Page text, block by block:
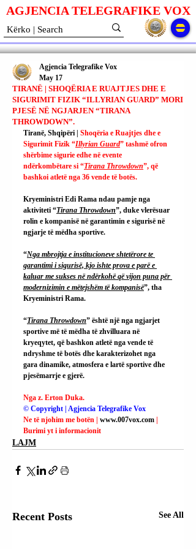
AGJENCIA TELEGRAFIKE VOX
TIRANË | SHOQËRIA E RUAJTJES DHE E
SIGURIMIT FIZIK “ILLYRIAN GUARD” MORI
PJESË NË NGJARJEN “TIRANA
THROWDOWN”.
Agjencia Telegrafike Vox
May 17
Tiranë, Shqipëri | Shoqëria e Ruajtjes dhe e
Sigurimit Fizik “Illyrian Guard” tashmë ofron
shërbime sigurie edhe në evente
ndërkombëtare si “Tirana Throwdown”, që
bashkoi atletë nga 36 vende të botës.
Kryeministri Edi Rama ndau pamje nga
aktiviteti “Tirana Throwdown”, duke vlerësuar
rolin e kompanisë në garantimin e sigurisë në
ngjarje të mëdha sportive.
“Nga mbrojtja e institucioneve shtetërore te
garantimi i sigurisë, kjo ishte prova e parë e
kaluar me sukses në ndërkohë që vijon puna për
modernizimin e mëtejshëm të kompanisë”, tha
Kryeministri Rama.
“Tirana Throwdown” është një nga ngjarjet
sportive më të mëdha të zhvilluara në
kryeqytet, që bashkon atletë nga vende të
ndryshme të botës dhe karakterizohet nga
gara dinamike, atmosfera e lartë sportive dhe
pjesëmarrje e gjerë.
Nga z. Erton Duka.
© Copyright | Agjencia Telegrafike Vox
Ne të njohim me botën | www.007vox.com
Burimi yt i informacionit
LAJM
Recent Posts See All